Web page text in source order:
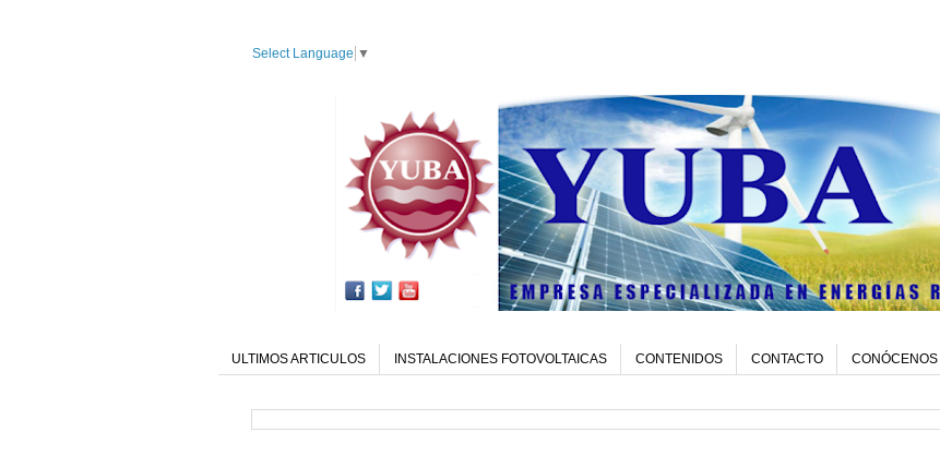
Select Language ▼
ULTIMOS ARTICULOS INSTALACIONES FOTOVOLTAICAS CONTENIDOS CONTACTO CONÓCENOS